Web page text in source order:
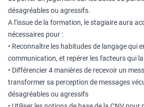
désagréables ou agressifs.
A l’issue de la formation, le stagiaire aura
nécessaires pour :
• Reconnaître les habitudes de langage qui
communication, et repérer les facteurs qui
• Différencier 4 manières de recevoir un
transformer sa perception de messages
désagréables ou agressifs